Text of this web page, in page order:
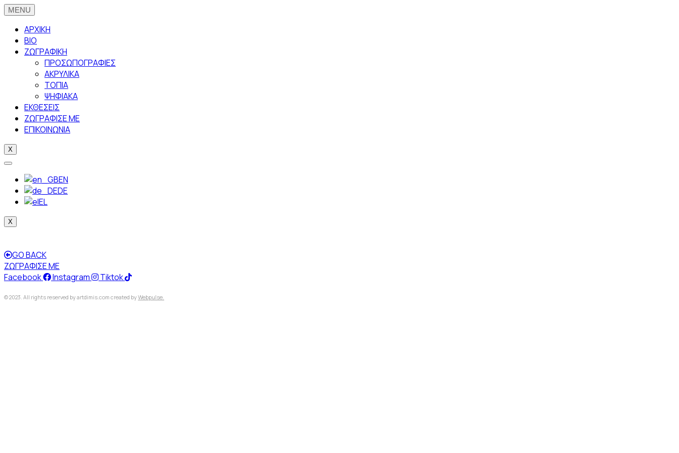
ΑΡΧΙΚΗ
BIO
ΖΩΓΡΑΦΙΚΗ
ΠΡΟΣΩΠΟΓΡΑΦΙΕΣ
ΑΚΡΥΛΙΚΑ
ΤΟΠΙΑ
ΨΗΦΙΑΚΑ
ΕΚΘΕΣΕΙΣ
ΖΩΓΡΑΦΙΣΕ ΜΕ
ΕΠΙΚΟΙΝΩΝΙΑ
X
EN
DE
EL
X
GO BACK
ΖΩΓΡΑΦΙΣΕ ΜΕ
Facebook
Instagram Tiktok
© 2023. All rights reserved by artdimis.com created byWebpulse.